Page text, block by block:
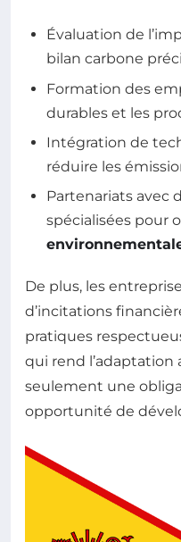
Évaluation de
bilan carbone
Formation des
durables et les
Intégration de
réduire les
Partenariats avec
spécialisées pour
De plus, les
d’incitations
pratiques
qui rend l’adaptation
seulement une
opportunité de